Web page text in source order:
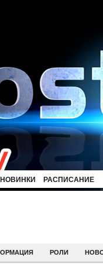
НОВИНКИ РАСПИСАНИЕ
РОЛИ